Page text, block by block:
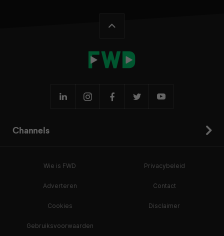
Channels
Wie is FWD Privacybeleid
Adverteren Contact
Cookies Disclaimer
Gebruiksvoorwaarden